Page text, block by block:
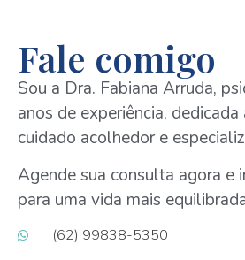
Fale comigo
Sou a Dra. Fabiana Arruda,
anos de experiência, dedicada
cuidado acolhedor e
Agende sua consulta agora e
para uma vida mais
(62) 99838-5350